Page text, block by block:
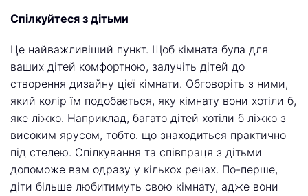
Спілкуйтеся з дітьми
Це найважливіший пункт. Щоб кімната була для
ваших дітей комфортною, залучіть дітей до
створення дизайну цієї кімнати. Обговоріть з ними,
який колір їм подобається, яку кімнату вони хотіли б,
яке ліжко. Наприклад, багато дітей хотіли б ліжко з
високим ярусом, тобто. що знаходиться практично
під стелею. Спілкування та співпраця з дітьми
допоможе вам одразу у кількох речах. По-перше,
діти більше любитимуть свою кімнату, адже вони